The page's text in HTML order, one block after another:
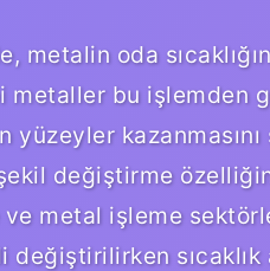
metalin oda
metaller bu işlemden
yüzeyler kazanmasını
değiştirme
metal işleme
değiştirilirken sıcaklık